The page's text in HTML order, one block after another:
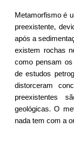
Metamorfismo é
preexistente,
após a
existem rochas
como pensam
de estudos
distorceram
preexistentes
geológicas. O
nada tem com a